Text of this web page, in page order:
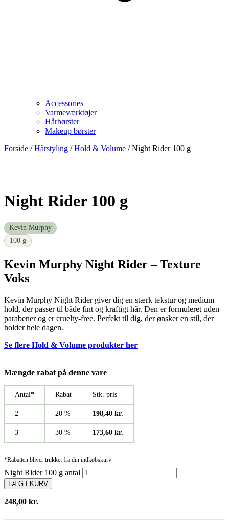
Accessories
Varmeværktøjer
Hårbørster
Makeup børster
Forside /Hårstyling /Hold & Volume / Night Rider 100 g
Night Rider 100 g
Kevin Murphy
100 g
Kevin Murphy Night Rider – Texture
Voks
Kevin Murphy Night Rider giver dig en stærk tekstur og medium
hold, der passer til både fint og kraftigt hår. Den er formuleret uden
parabener og er cruelty-free. Perfekt til dig, der ønsker en stil, der
holder hele dagen.
Se flere Hold & Volume produkter her
Mængde rabat på denne vare
Antal* Rabat Stk. pris
2 20 % 198,40 kr.
3 30 % 173,60 kr.
*Rabatten bliver trukket fra din indkøbskurv
Night Rider 100 g antal
LÆG I KURV
248,00 kr.